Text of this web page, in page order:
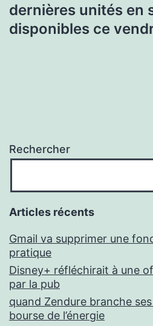
dernières unités en
disponibles ce
Rechercher
Articles récents
Gmail va supprimer une
pratique
Disney+ réfléchirait à une
par la pub
quand Zendure branche
bourse de l’énergie